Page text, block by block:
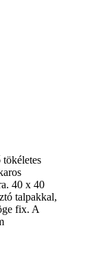
40 x 40
talpakkal,
fix. A